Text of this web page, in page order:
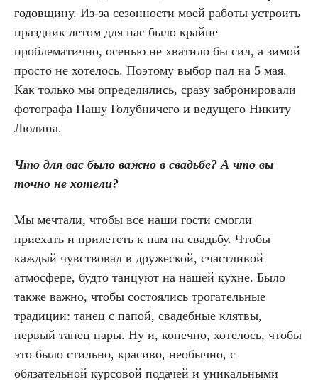
годовщину. Из-за сезонности моей работы устроить
праздник летом для нас было крайне
проблематично, осенью не хватило бы сил, а зимой
просто не хотелось. Поэтому выбор пал на 5 мая.
Как только мы определились, сразу забронировали
фотографа Пашу Голубничего и ведущего Никиту
Люлина.
Что для вас было важно в свадьбе? А что вы
точно не хотели?
Мы мечтали, чтобы все наши гости смогли
приехать и прилететь к нам на свадьбу. Чтобы
каждый чувствовал в дружеской, счастливой
атмосфере, будто танцуют на нашей кухне. Было
также важно, чтобы состоялись трогательные
традиции: танец с папой, свадебные клятвы,
первый танец пары. Ну и, конечно, хотелось, чтобы
это было стильно, красиво, необычно, с
обязательной курсовой подачей и уникальными